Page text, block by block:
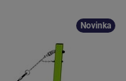
Novinka